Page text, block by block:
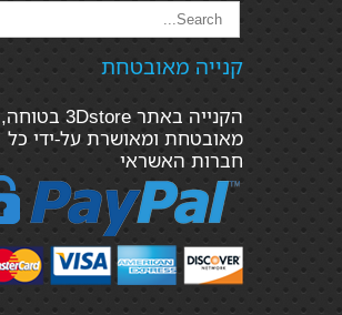
קנייה מאובטחת
הקנייה באתר 3Dstore בטוחה,
מאובטחת ומאושרת על-ידי כל
חברות האשראי